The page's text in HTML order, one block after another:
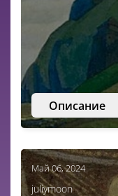
Описание
Май 06, 2024
juliymoon